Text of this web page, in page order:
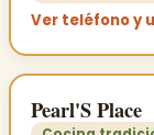
Ver teléfono y
Pearl'S Place